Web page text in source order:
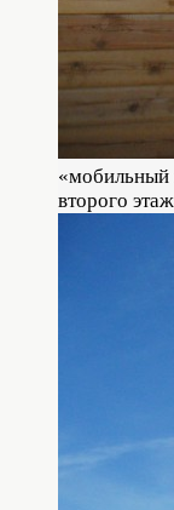
«мобильный
второго